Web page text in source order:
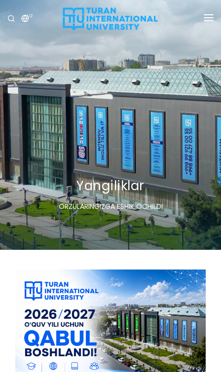
UZ
UNIVERSITET
DASTURLAR
QABUL
TADQIQOT
XALQARO ALOQALAR
YANGILIKLAR
OLIMPIADA
Yangiliklar
ORZULARINGIZGA ESHIK OCHILDI